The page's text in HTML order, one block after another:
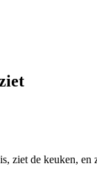
de keuken,